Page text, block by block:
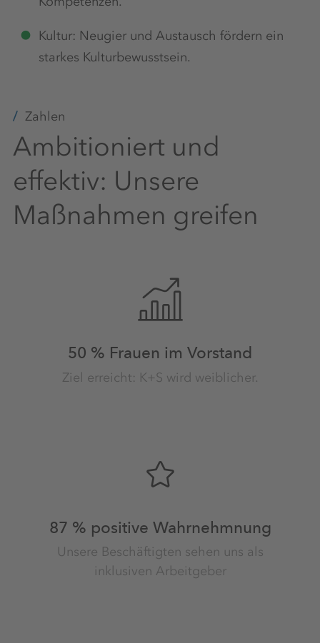
Kultur: Neugier und Austausch fördern ein
starkes Kulturbewusstsein.
Zahlen
Ambitioniert und
effektiv: Unsere
Maßnahmen greifen
50 % Frauen im Vorstand
Ziel erreicht: K+S wird weiblicher.
87 % positive Wahrnehmnung
Unsere Beschäftigten sehen uns als
inklusiven Arbeitgeber